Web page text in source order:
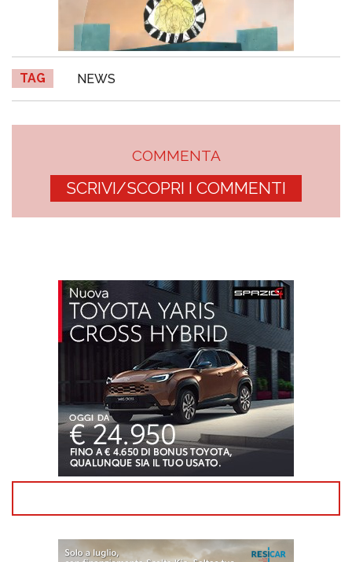
TAG NEWS
COMMENTA
SCRIVI/SCOPRI I COMMENTI